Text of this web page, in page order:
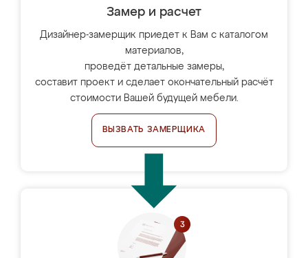
Замер и расчет
Дизайнер-замерщик приедет к Вам с каталогом
материалов,
проведёт детальные замеры,
составит проект и сделает окончательный расчёт
стоимости Вашей будущей мебели.
ВЫЗВАТЬ ЗАМЕРЩИКА